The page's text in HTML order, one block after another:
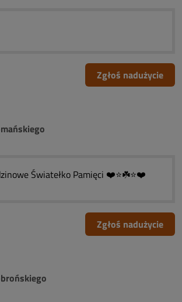
Zgłoś nadużycie
Światełko Pamięci ❤️⭐☘️⭐❤️
Zgłoś nadużycie